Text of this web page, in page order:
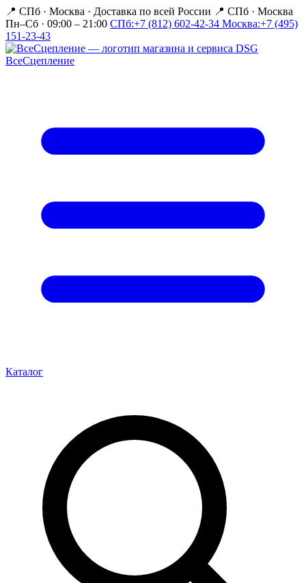
📍 СПб · Москва · Доставка по всей России 📍 СПб · Москва
Пн–Сб · 09:00 – 21:00 СПб:+7 (812) 602-42-34 Москва:+7 (495)
151-23-43
ВсеСцепление
Каталог